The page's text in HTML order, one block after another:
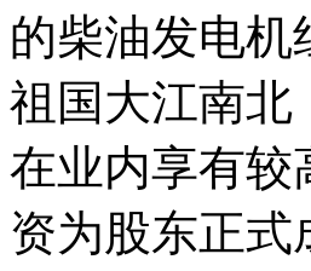
的柴油发电机
祖国大江南北
在业内享有较
资为股东正式